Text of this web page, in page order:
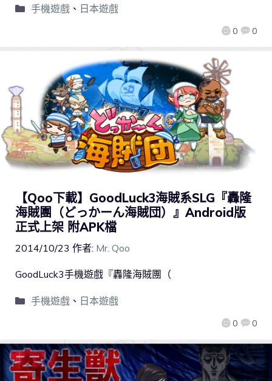
0 0
手機遊戲、 日本遊戲
【Qoo下載】GoodLuck3海賊系SLG『轟隆
海賊團（どっかーん海賊団）』Android版
正式上架 附APK檔
2014/10/23 作者: Mr. Qoo
0 0
GoodLuck3手機遊戲『轟隆海賊團（
手機遊戲、 日本遊戲